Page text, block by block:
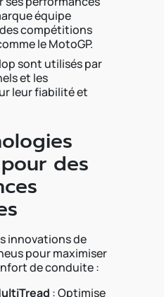
équipe
compétitions
le MotoGP.
sont utilisés par
et les
leur fiabilité et
des
innovations de
pour maximiser
de conduite :
: Optimise